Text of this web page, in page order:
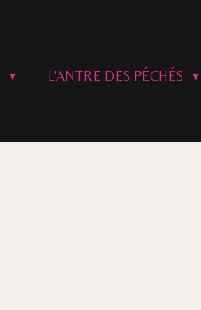
L'ANTRE DES PÉCHÉS